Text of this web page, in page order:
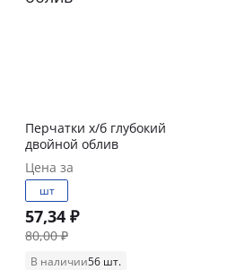
Перчатки х/б глубокий
двойной облив
Цена за
шт
57,34 ₽
80,00 ₽
В наличии56 шт.